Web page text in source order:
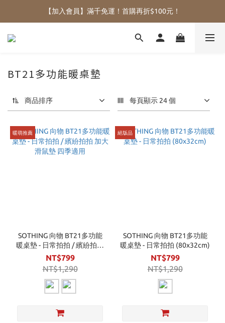
【加入會員】滿千免運！首購再折$100元！
BT21多功能暖桌墊
商品排序 每頁顯示 24 個
暖萌推薦
SOTHING 向物 BT21多功能
暖桌墊 - 日常拍拍 / 繽紛拍拍
加大滑鼠墊 四季適用
NT$799
NT$1,290
絕版品
SOTHING 向物 BT21多功能
暖桌墊 - 日常拍拍 (80x32cm)
NT$799
NT$1,290